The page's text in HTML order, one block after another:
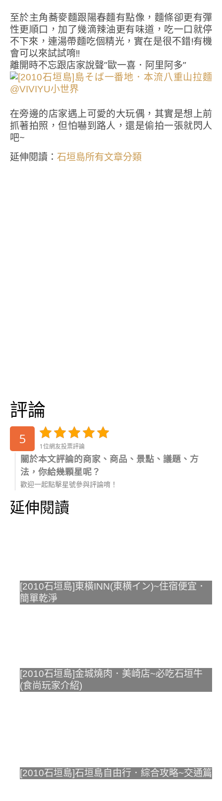
至於主角蕎麥麵跟陽春麵有點像，麵條卻更有彈
性更順口，加了幾滴辣油更有味道，吃一口就停
不下來，連湯帶麵吃個精光，實在是很不錯!有機
會可以來試試唷!!
離開時不忘跟店家說聲”歐一喜．阿里阿多”
在旁邊的店家遇上可愛的大玩偶，其實是想上前
抓著拍照，但怕嚇到路人，還是偷拍一張就閃人
吧~
延伸閱讀： 石垣島所有文章分類
評論
5 1位網友投票評論
關於本文評論的商家、商品、景點、議題、方
法，你給幾顆星呢？
歡迎一起點擊星號參與評論唷！
延伸閱讀
[2010石垣島]東橫INN(東横イン)~住宿便宜．
簡單乾淨
[2010石垣島]金城燒肉．美崎店~必吃石垣牛
(食尚玩家介紹)
[2010石垣島]石垣島自由行．綜合攻略~交通篇